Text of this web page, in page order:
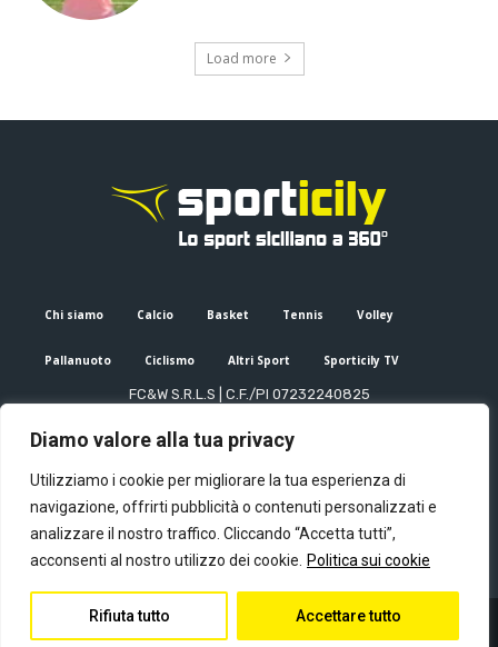
Diamo valore alla tua privacy
Utilizziamo i cookie per migliorare la tua esperienza di
navigazione, offrirti pubblicità o contenuti personalizzati e
analizzare il nostro traffico. Cliccando “Accetta tutti”,
acconsenti al nostro utilizzo dei cookie.
Politica sui cookie
Rifiuta tutto Accettare tutto
Load more
Chi siamo Calcio Basket Tennis Volley
Pallanuoto Ciclismo Altri Sport Sporticily TV
FC&W S.R.L.S | C.F./PI 07232240825
Editore e direttore responsabile: Francesco Cammuca | Registro
Mail: info@sporticily.it| Telefono:+39 371 788 7216
© Copyright - Sporticily 2023 powered by Primitive web
Privacy Policy
Contatti Chi siamo Redazione